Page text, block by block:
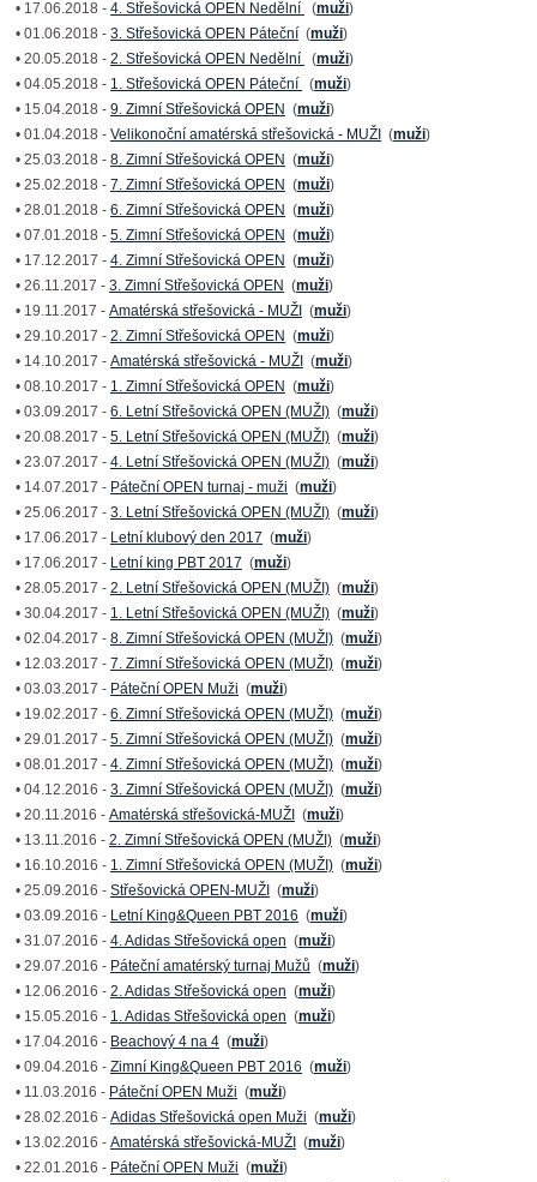
• 17.06.2018 - 4. Střešovická OPEN Nedělní (muži)
• 01.06.2018 - 3. Střešovická OPEN Páteční (muži)
• 20.05.2018 - 2. Střešovická OPEN Nedělní (muži)
• 04.05.2018 - 1. Střešovická OPEN Páteční (muži)
• 15.04.2018 - 9. Zimní Střešovická OPEN (muži)
• 01.04.2018 - Velikonoční amatérská střešovická - MUŽI (muži)
• 25.03.2018 - 8. Zimní Střešovická OPEN (muži)
• 25.02.2018 - 7. Zimní Střešovická OPEN (muži)
• 28.01.2018 - 6. Zimní Střešovická OPEN (muži)
• 07.01.2018 - 5. Zimní Střešovická OPEN (muži)
• 17.12.2017 - 4. Zimní Střešovická OPEN (muži)
• 26.11.2017 - 3. Zimní Střešovická OPEN (muži)
• 19.11.2017 - Amatérská střešovická - MUŽI (muži)
• 29.10.2017 - 2. Zimní Střešovická OPEN (muži)
• 14.10.2017 - Amatérská střešovická - MUŽI (muži)
• 08.10.2017 - 1. Zimní Střešovická OPEN (muži)
• 03.09.2017 - 6. Letní Střešovická OPEN (MUŽI) (muži)
• 20.08.2017 - 5. Letní Střešovická OPEN (MUŽI) (muži)
• 23.07.2017 - 4. Letní Střešovická OPEN (MUŽI) (muži)
• 14.07.2017 - Páteční OPEN turnaj - muži (muži)
• 25.06.2017 - 3. Letní Střešovická OPEN (MUŽI) (muži)
• 17.06.2017 - Letní klubový den 2017 (muži)
• 17.06.2017 - Letní king PBT 2017 (muži)
• 28.05.2017 - 2. Letní Střešovická OPEN (MUŽI) (muži)
• 30.04.2017 - 1. Letní Střešovická OPEN (MUŽI) (muži)
• 02.04.2017 - 8. Zimní Střešovická OPEN (MUŽI) (muži)
• 12.03.2017 - 7. Zimní Střešovická OPEN (MUŽI) (muži)
• 03.03.2017 - Páteční OPEN Muži (muži)
• 19.02.2017 - 6. Zimní Střešovická OPEN (MUŽI) (muži)
• 29.01.2017 - 5. Zimní Střešovická OPEN (MUŽI) (muži)
• 08.01.2017 - 4. Zimní Střešovická OPEN (MUŽI) (muži)
• 04.12.2016 - 3. Zimní Střešovická OPEN (MUŽI) (muži)
• 20.11.2016 - Amatérská střešovická-MUŽI (muži)
• 13.11.2016 - 2. Zimní Střešovická OPEN (MUŽI) (muži)
• 16.10.2016 - 1. Zimní Střešovická OPEN (MUŽI) (muži)
• 25.09.2016 - Střešovická OPEN-MUŽI (muži)
• 03.09.2016 - Letní King&Queen PBT 2016 (muži)
• 31.07.2016 - 4. Adidas Střešovická open (muži)
• 29.07.2016 - Páteční amatérský turnaj Mužů (muži)
• 12.06.2016 - 2. Adidas Střešovická open (muži)
• 15.05.2016 - 1. Adidas Střešovická open (muži)
• 17.04.2016 - Beachový 4 na 4 (muži)
• 09.04.2016 - Zimní King&Queen PBT 2016 (muži)
• 11.03.2016 - Páteční OPEN Muži (muži)
• 28.02.2016 - Adidas Střešovická open Muži (muži)
• 13.02.2016 - Amatérská střešovická-MUŽI (muži)
• 22.01.2016 - Páteční OPEN Muži (muži)